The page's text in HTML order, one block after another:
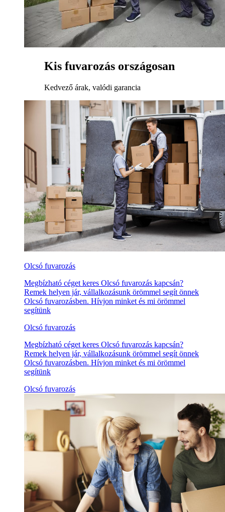
Kis fuvarozás országosan
Kedvező árak, valódi garancia
Olcsó fuvarozás
Megbízható céget keres Olcsó fuvarozás kapcsán?
Remek helyen jár, vállalkozásunk örömmel segít önnek
Olcsó fuvarozásben. Hívjon minket és mi örömmel
segítünk
Olcsó fuvarozás
Megbízható céget keres Olcsó fuvarozás kapcsán?
Remek helyen jár, vállalkozásunk örömmel segít önnek
Olcsó fuvarozásben. Hívjon minket és mi örömmel
segítünk
Olcsó fuvarozás